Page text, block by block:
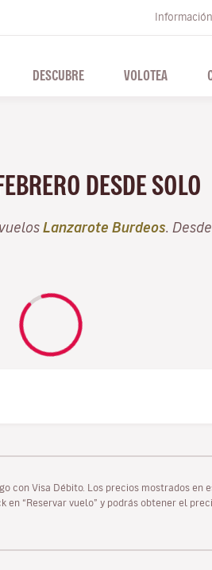
DESCUBRE VOLOTEA
DESDE SOLO
Lanzarote Burdeos .
con Visa Débito. Los precios mostrados
“Reservar vuelo” y podrás obtener el